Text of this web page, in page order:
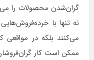
گران‌شدن محصولات را
نه تنها با
می‌کنند بلکه در مواقعی
ممکن است کار